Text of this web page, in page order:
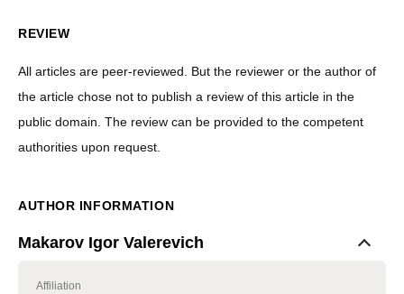
REVIEW
All articles are peer-reviewed. But the reviewer or the author of
the article chose not to publish a review of this article in the
public domain. The review can be provided to the competent
authorities upon request.
AUTHOR INFORMATION
Makarov Igor Valerevich
Affiliation